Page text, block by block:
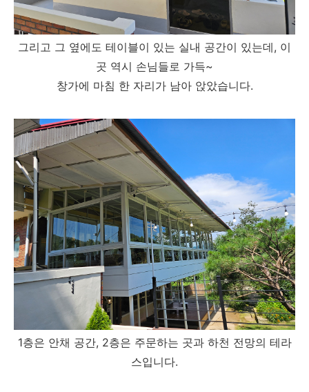
그리고 그 옆에도 테이블이 있는 실내 공간이 있는데, 이
곳 역시 손님들로 가득~
창가에 마침 한 자리가 남아 앉았습니다.
1층은 안채 공간, 2층은 주문하는 곳과 하천 전망의 테라
스입니다.